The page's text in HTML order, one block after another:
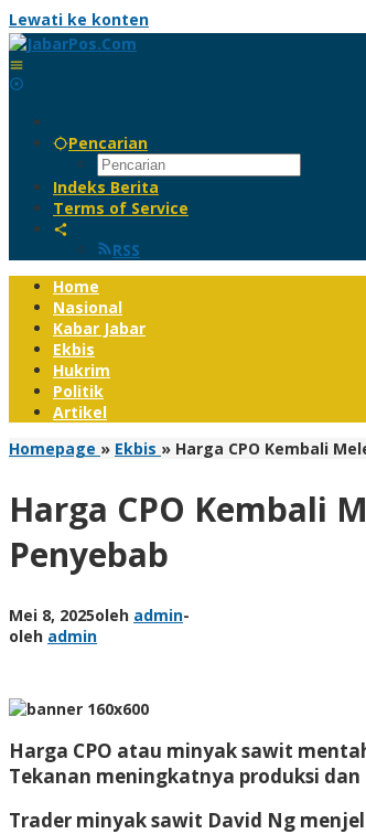
Lewati ke konten
Pencarian
Indeks Berita
Terms of Service
RSS
Home
Nasional
Kabar Jabar
Ekbis
Hukrim
Politik
Artikel
Homepage » Ekbis » Harga CPO Kembali
Harga CPO Kembali
Penyebab
Mei 8, 2025oleh admin-
oleh admin
Harga CPO atau minyak sawit
Tekanan meningkatnya produksi
Trader minyak sawit David Ng